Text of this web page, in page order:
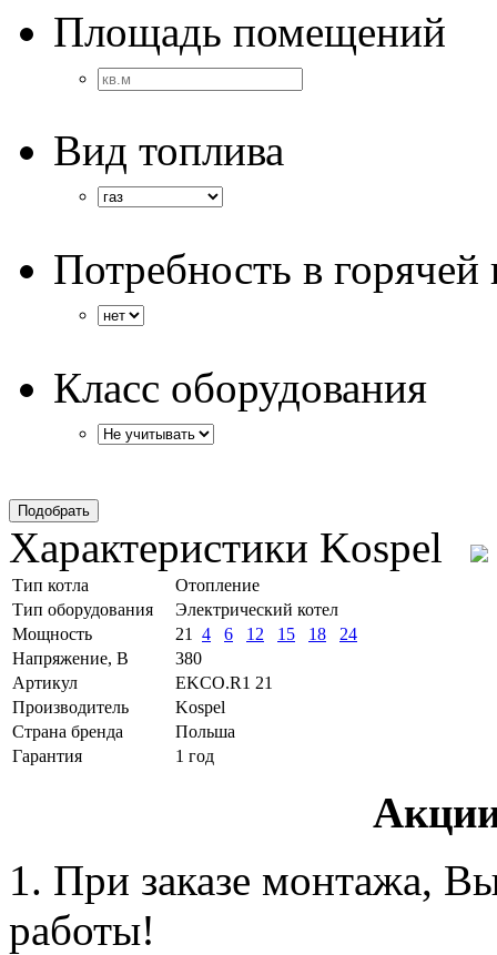
Площадь помещений
Вид топлива
Потребность в горячей
Класс оборудования
Характеристики Kospel
Тип котла
Отопление
Тип оборудования
Электрический котел
Мощность
21 4 6 12 15 18
24
Напряжение, В
380
Артикул
EKCO.R1 21
Производитель
Kospel
Страна бренда
Польша
Гарантия
1 год
1. При заказе монтажа,
работы!